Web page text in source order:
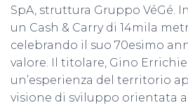
SpA, struttura Gruppo VéGé.
un Cash & Carry di 14mila
celebrando il suo 70esimo
valore. Il titolare, Gino
un’esperienza del territorio
visione di sviluppo orientata